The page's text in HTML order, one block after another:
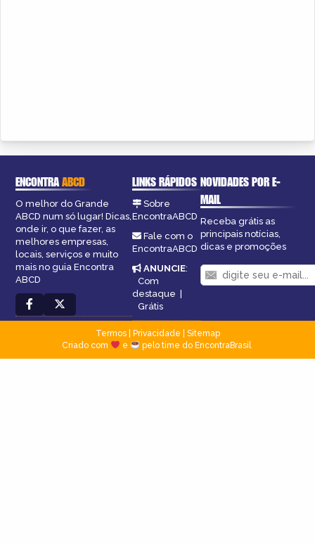
ENCONTRAABCD
O melhor do Grande
ABCD num só lugar! Dicas,
onde ir, o que fazer, as
melhores empresas,
locais, serviços e muito
mais no guia Encontra
ABCD
LINKS RÁPIDOS
Sobre
EncontraABCD
Fale com o
EncontraABCD
ANUNCIE:
Com
destaque |
Grátis
NOVIDADES POR E-
MAIL
Receba grátis as
principais notícias,
dicas e promoções
Termos| Privacidade
Sitemap
Criado com
e pelo time do EncontraBrasil